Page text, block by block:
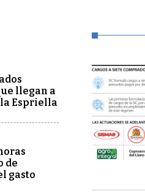
llegan a
la Espriella
de
gasto